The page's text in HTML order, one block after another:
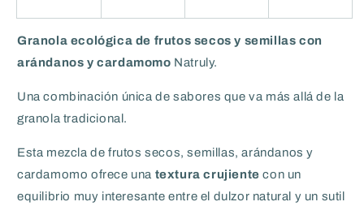
Granola ecológica de frutos secos y semillas con
arándanos y cardamomo Natruly.
Una combinación única de sabores que va más allá de la
granola tradicional.
Esta mezcla de frutos secos, semillas, arándanos y
cardamomo ofrece una textura crujiente con un
equilibrio muy interesante entre el dulzor natural y un sutil